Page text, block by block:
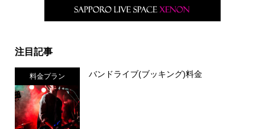
注目記事
料金プラン バンドライブ(ブッキング)料金